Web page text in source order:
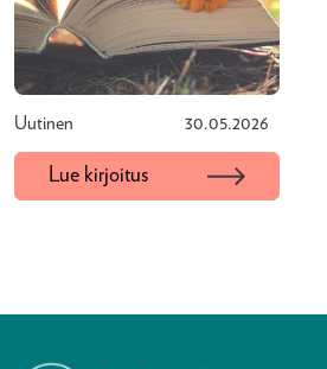
Uutinen 30.05.2026
Lue kirjoitus